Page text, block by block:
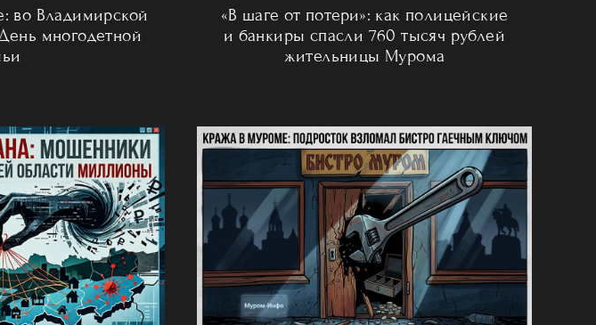
во Владимирской
многодетной
«В шаге от потери»: как полицейские
и банкиры спасли 760 тысяч рублей
жительницы Мурома